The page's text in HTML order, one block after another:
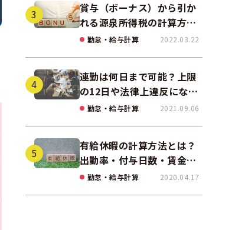
賞与（ボーナス）から引か
れる源泉所得税の計算方法
をわかりやすく解説
勤怠・給与計算 2022.03.22
連勤は何日まで可能？上限
の12日や法律上違反になる
場合も解説
勤怠・給与計算 2021.09.06
有給休暇の計算方法とは？
出勤率・付与日数・賃金の
算出ポイントを実務に即し
勤怠・給与計算 2020.04.17